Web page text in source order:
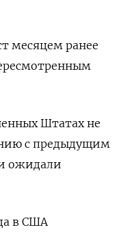
месяцем ​ранее
Штатах не
‌с предыдущим
ожидали
в США